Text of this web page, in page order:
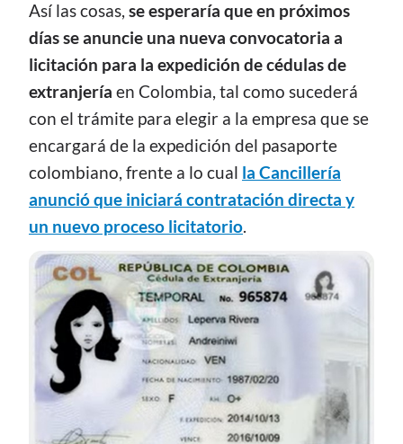
Así las cosas, se esperaría que en próximos
días se anuncie una nueva convocatoria a
licitación para la expedición de cédulas de
extranjería en Colombia, tal como sucederá
con el trámite para elegir a la empresa que se
encargará de la expedición del pasaporte
colombiano, frente a lo cual la Cancillería
anunció que iniciará contratación directa y
un nuevo proceso licitatorio.